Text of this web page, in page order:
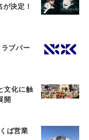
決定！
ブパー
文化に触
開
ば営業